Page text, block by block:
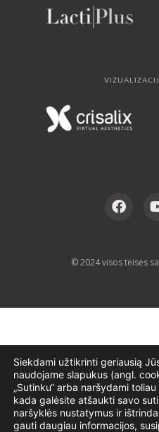
© 2024 visos teisės
Siekdami užtikrinti geriausią
naudojame slapukus (angl.
„Sutinku“ arba naršydami
kada galėsite atšaukti savo
naršyklės nustatymus ir
gauti daugiau informacijos,